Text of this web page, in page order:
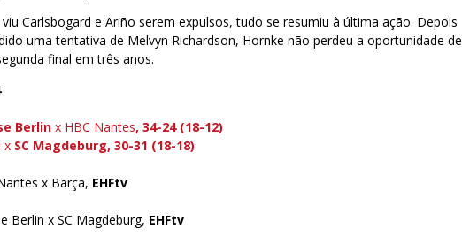
Carlsbogard e Ariño serem expulsos, tudo se resumiu à última ação. Depois
uma tentativa de Melvyn Richardson, Hornke não perdeu a oportunidade de
final em três anos.
Berlin x HBC Nantes, 34-24 (18-12)
x SC Magdeburg, 30-31 (18-18)
x Barça, EHFtv
Berlin x SC Magdeburg, EHFtv